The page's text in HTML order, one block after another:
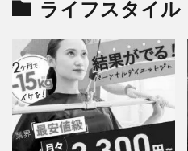
ライフスタイル